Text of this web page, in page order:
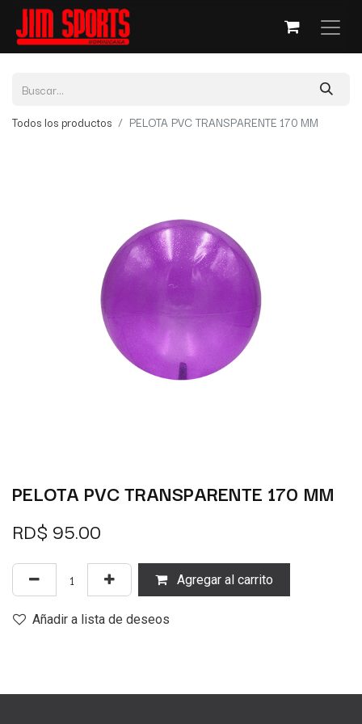
Todos los productos PELOTA PVC TRANSPARENTE 170 MM
PELOTA PVC TRANSPARENTE 170 MM
RD$ 95.00
Agregar al carrito
Añadir a lista de deseos